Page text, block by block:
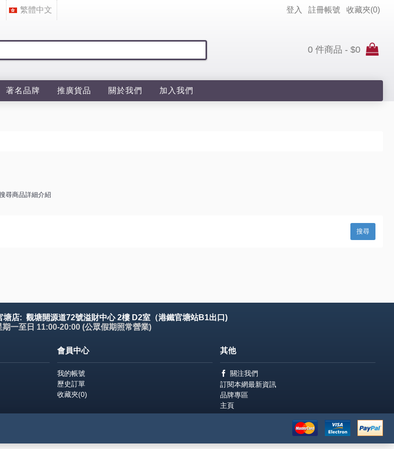
繁體中文 登入 註冊帳號 收藏夾(0)
0 件商品 - $0
著名品牌 推廣貨品 關於我們 加入我們
尋商品詳細介紹
塘店: 觀塘開源道72號溢財中心 2樓 D2室（港鐵官塘站B1出口)
期一至日 11:00-20:00 (公眾假期照常營業)
會員中心
我的帳號
歷史訂單
收藏夾(0)
其他
關注我們
訂閱本網最新資訊
品牌專區
主頁